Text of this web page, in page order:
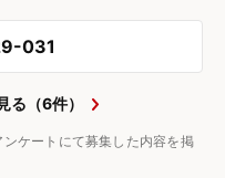
031
る（6件）
ケートにて募集した内容を掲